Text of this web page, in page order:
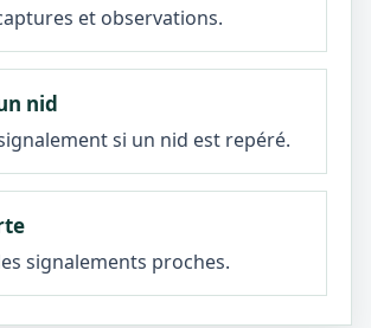
et observations.
nid
si un nid est repéré.
signalements proches.